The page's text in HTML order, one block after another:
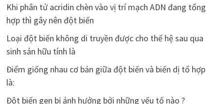
Khi phân tử acridin chèn vào vị trí mạch ADN đang tổng
hợp thì gây nên đột biến
Loại đột biến không di truyền được cho thế hệ sau qua
sinh sản hữu tính là
Điểm giống nhau cơ bản giữa đột biến và biến dị tổ hợp
là:
Đột biến gen bị ảnh hưởng bởi những yếu tố nào ?